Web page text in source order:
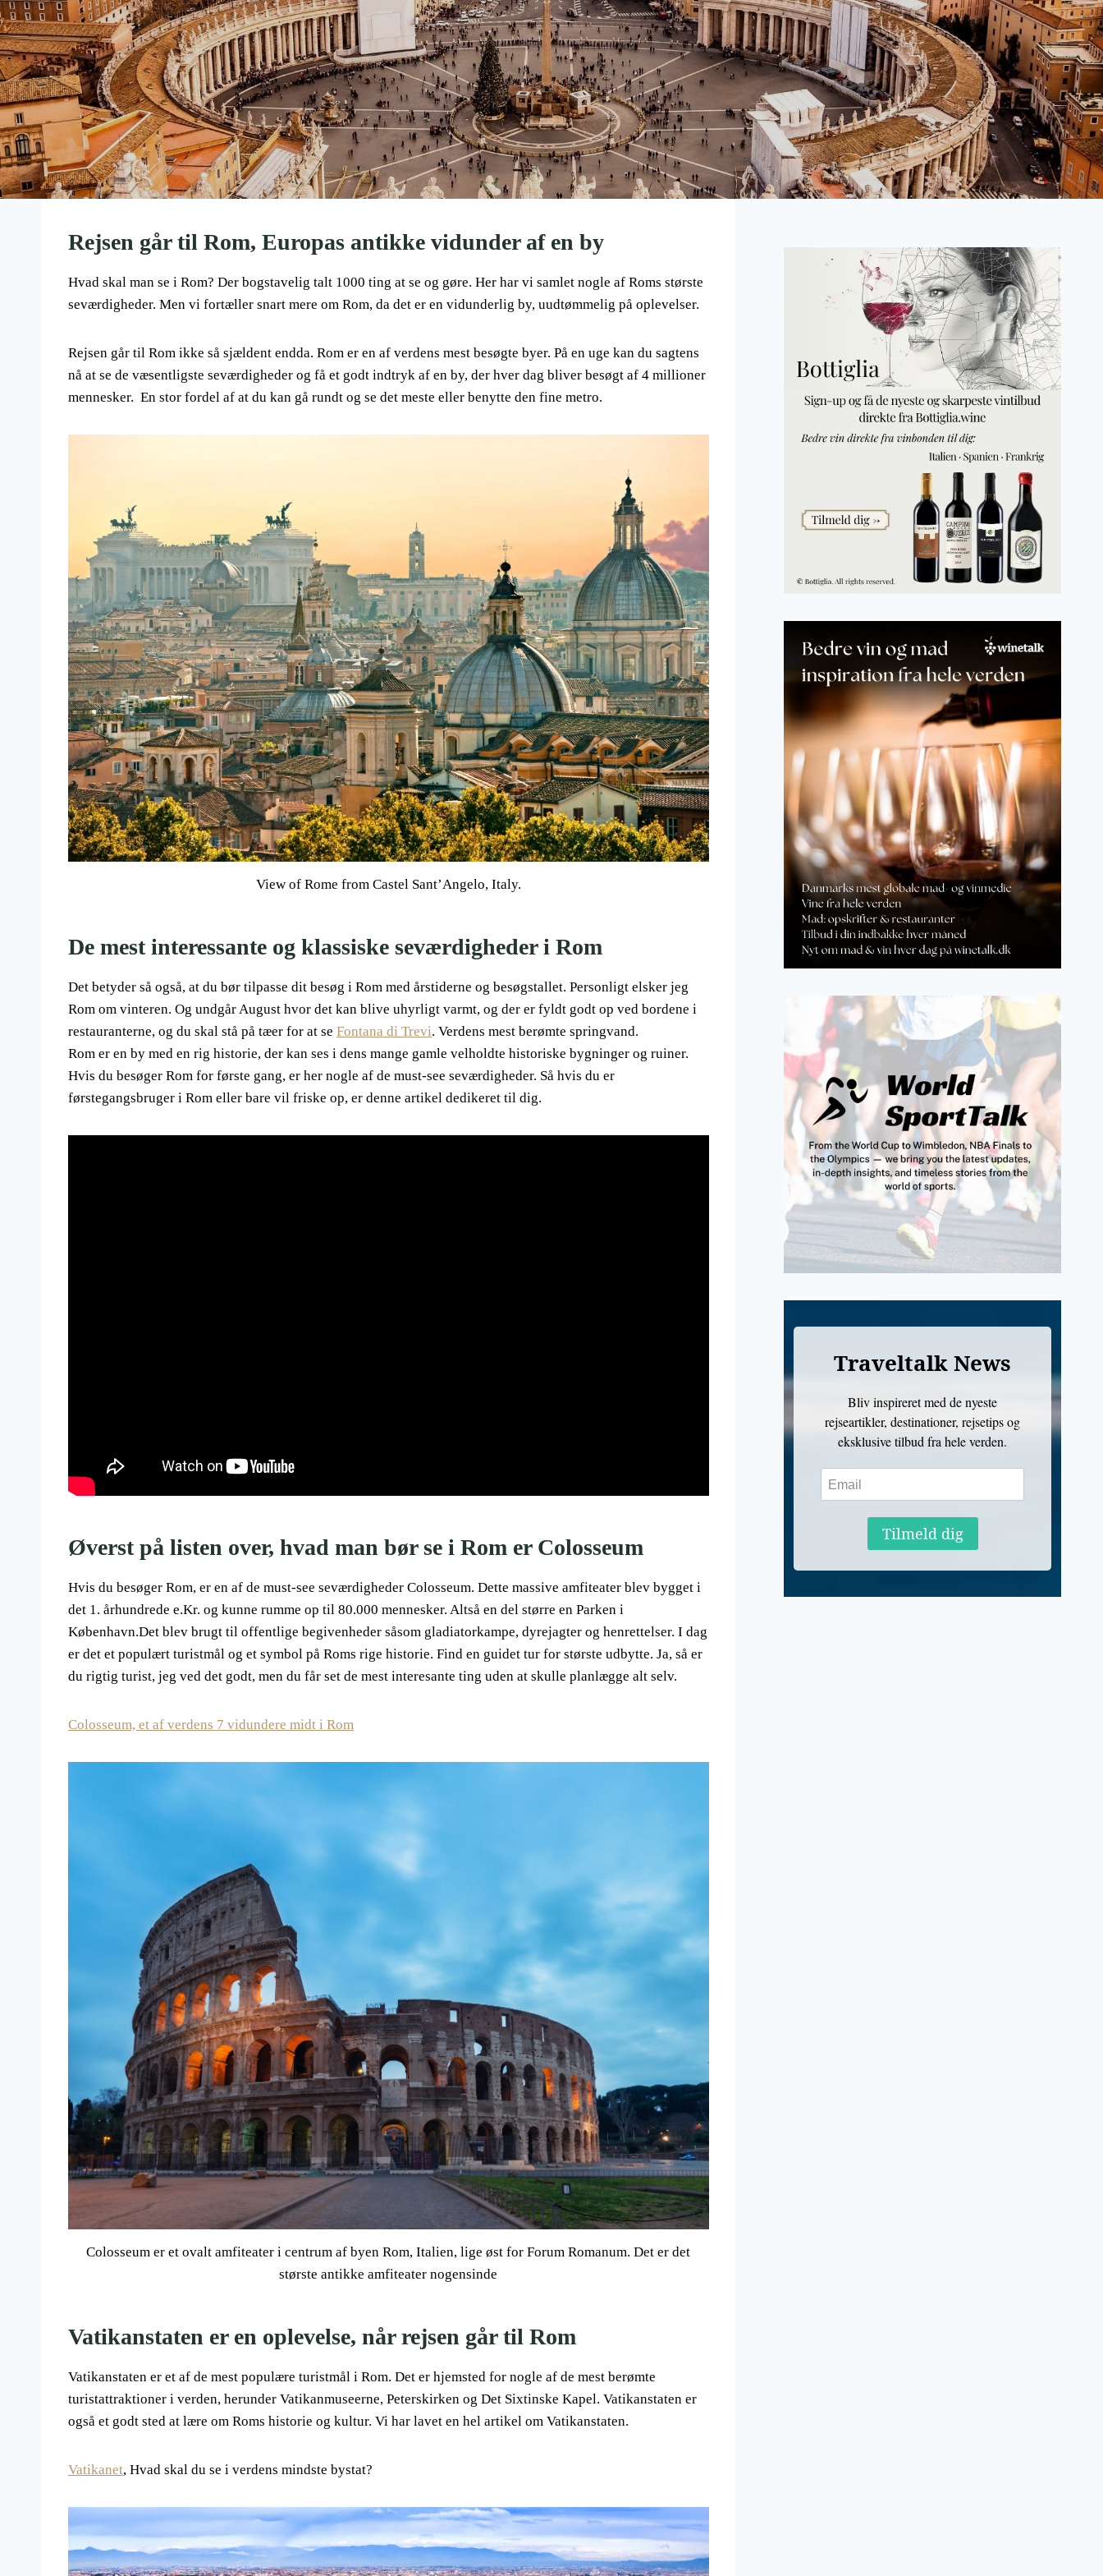
Rejsen går til Rom, Europas antikke vidunder af en by
Hvad skal man se i Rom? Der bogstavelig talt 1000 ting at se og gøre. Her har vi samlet nogle af Roms største
seværdigheder. Men vi fortæller snart mere om Rom, da det er en vidunderlig by, uudtømmelig på oplevelser.
Rejsen går til Rom ikke så sjældent endda. Rom er en af verdens mest besøgte byer. På en uge kan du sagtens
nå at se de væsentligste seværdigheder og få et godt indtryk af en by, der hver dag bliver besøgt af 4 millioner
mennesker. En stor fordel af at du kan gå rundt og se det meste eller benytte den fine metro.
View of Rome from Castel Sant’Angelo, Italy.
De mest interessante og klassiske seværdigheder i Rom
Det betyder så også, at du bør tilpasse dit besøg i Rom med årstiderne og besøgstallet. Personligt elsker jeg
Rom om vinteren. Og undgår August hvor det kan blive uhyrligt varmt, og der er fyldt godt op ved bordene i
restauranterne, og du skal stå på tæer for at se Fontana di Trevi. Verdens mest berømte springvand.
Rom er en by med en rig historie, der kan ses i dens mange gamle velholdte historiske bygninger og ruiner.
Hvis du besøger Rom for første gang, er her nogle af de must-see seværdigheder. Så hvis du er
førstegangsbruger i Rom eller bare vil friske op, er denne artikel dedikeret til dig.
Øverst på listen over, hvad man bør se i Rom er Colosseum
Hvis du besøger Rom, er en af de must-see seværdigheder Colosseum. Dette massive amfiteater blev bygget i
det 1. århundrede e.Kr. og kunne rumme op til 80.000 mennesker. Altså en del større en Parken i
København.Det blev brugt til offentlige begivenheder såsom gladiatorkampe, dyrejagter og henrettelser. I dag
er det et populært turistmål og et symbol på Roms rige historie. Find en guidet tur for største udbytte. Ja, så er
du rigtig turist, jeg ved det godt, men du får set de mest interesante ting uden at skulle planlægge alt selv.
Colosseum, et af verdens 7 vidundere midt i Rom
Colosseum er et ovalt amfiteater i centrum af byen Rom, Italien, lige øst for Forum Romanum. Det er det
største antikke amfiteater nogensinde
Vatikanstaten er en oplevelse, når rejsen går til Rom
Vatikanstaten er et af de mest populære turistmål i Rom. Det er hjemsted for nogle af de mest berømte
turistattraktioner i verden, herunder Vatikanmuseerne, Peterskirken og Det Sixtinske Kapel. Vatikanstaten er
også et godt sted at lære om Roms historie og kultur. Vi har lavet en hel artikel om Vatikanstaten.
Vatikanet, Hvad skal du se i verdens mindste bystat?
Traveltalk News
Bliv inspireret med de nyeste
rejseartikler, destinationer, rejsetips og
eksklusive tilbud fra hele verden.
Tilmeld dig